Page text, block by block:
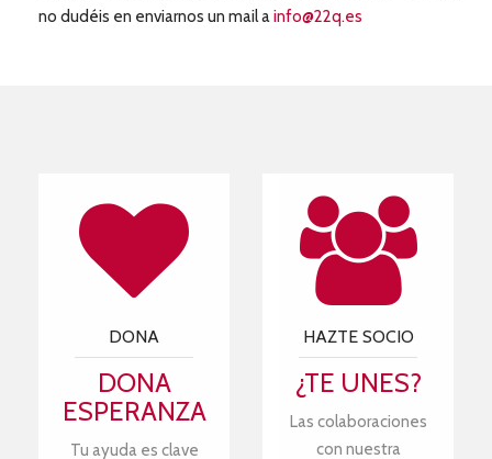
no dudéis en enviarnos un mail ainfo@22q.es
DONA
DONA
ESPERANZA
Tu ayuda es clave
HAZTE SOCIO
¿TE UNES?
Las colaboraciones
con nuestra